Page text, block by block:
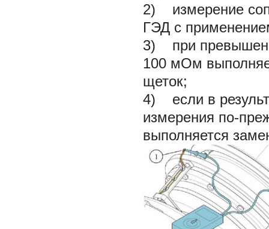
2) измерение
ГЭД с
3) при
100 мОм
щеток;
4) если в
измерения по-
выполняется